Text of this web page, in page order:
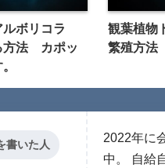
ルボリコラ
方法 カポッ
観葉植物
繁殖方法
書いた人
2022年に
中。 自給